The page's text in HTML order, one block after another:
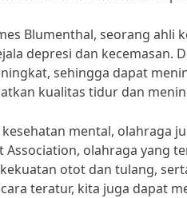
Blumenthal, seorang
depresi dan kecemasan.
sehingga dapat
kualitas tidur dan
mental, olahraga
Association, olahraga yang
otot dan tulang,
teratur, kita juga dapat